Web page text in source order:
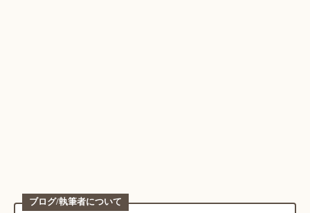
ブログ/執筆者について